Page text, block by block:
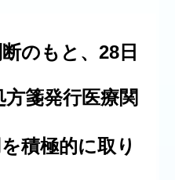
のもと、28日
箋発行医療関
積極的に取り